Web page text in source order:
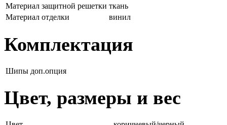
Материал защитной решетки ткань
Материал отделки
винил
Комплектация
Шипы доп.опция
Цвет, размеры и вес